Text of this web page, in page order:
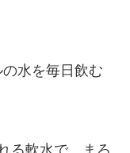
水を毎日飲む
る軟水で、まろ